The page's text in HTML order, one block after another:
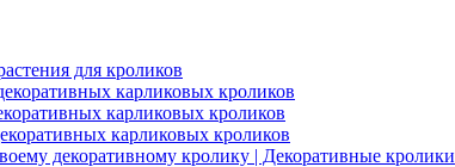
для кроликов
карликовых кроликов
карликовых кроликов
карликовых кроликов
декоративному кролику | Декоративные кролики